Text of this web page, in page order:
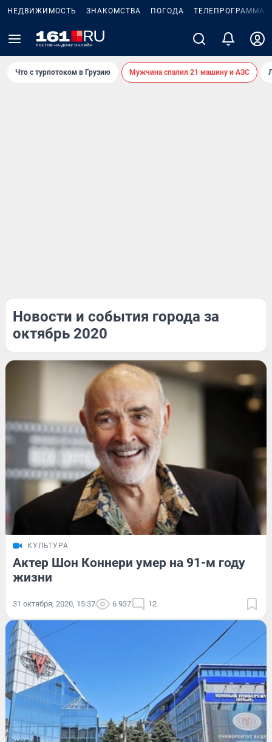
НЕДВИЖИМОСТЬ ЗНАКОМСТВА ПОГОДА ТЕЛЕПРОГРАММА
Что с турпотоком в Грузию Мужчина спалил 21 машину и АЗС
Новости и события города за
октябрь 2020
КУЛЬТУРА
Актер Шон Коннери умер на 91-м году
жизни
31 октября, 2020, 15:37 6 937 12